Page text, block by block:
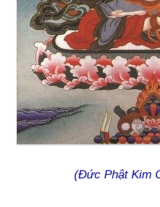
(Đức Phật Kim